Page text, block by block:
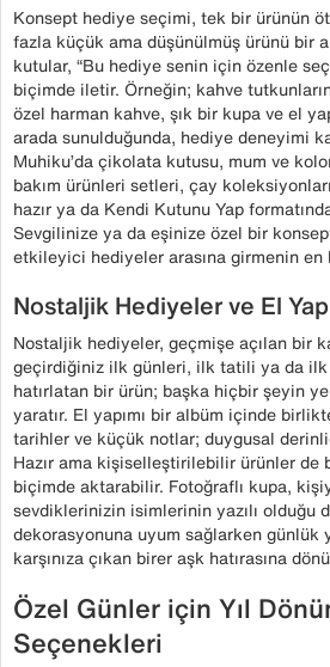
Konsept hediye seçimi, tek bir ürünün
fazla küçük ama düşünülmüş ürünü bir
kutular, “Bu hediye senin için özenle
biçimde iletir. Örneğin; kahve
özel harman kahve, şık bir kupa ve el
arada sunulduğunda, hediye deneyimi
Muhiku’da çikolata kutusu, mum ve
bakım ürünleri setleri, çay
hazır ya da Kendi Kutunu Yap
Sevgilinize ya da eşinize özel bir
etkileyici hediyeler arasına girmenin en
Nostaljik Hediyeler ve El
Nostaljik hediyeler, geçmişe açılan bir
geçirdiğiniz ilk günleri, ilk tatili ya da ilk
hatırlatan bir ürün; başka hiçbir şeyin
yaratır. El yapımı bir albüm içinde
tarihler ve küçük notlar; duygusal
Hazır ama kişiselleştirilebilir ürünler de
biçimde aktarabilir. Fotoğraflı kupa,
sevdiklerinizin isimlerinin yazılı olduğu
dekorasyonuna uyum sağlarken günlük
karşınıza çıkan birer aşk hatırasına
Özel Günler için Yıl
Seçenekleri